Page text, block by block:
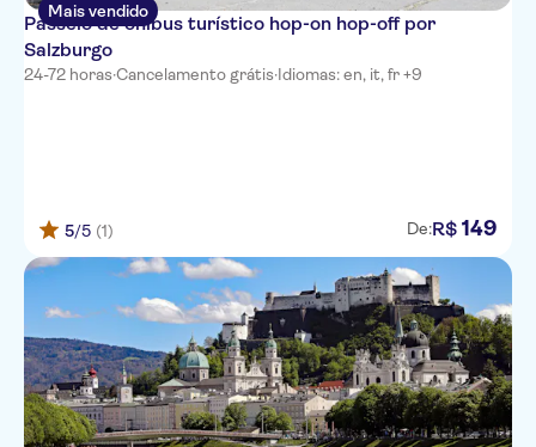
Mais vendido
Passeio de ônibus turístico hop-on hop-off por
Salzburgo
24-72 horas·Cancelamento grátis·Idiomas: en, it, fr +9
5/5 (1) De:R$ 149